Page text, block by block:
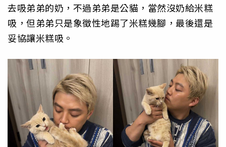
去吸弟弟的奶，不過弟弟是公貓，當然沒奶給米糕
吸，但弟弟只是象徵性地踢了米糕幾腳，最後還是
妥協讓米糕吸。